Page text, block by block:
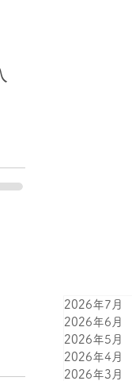
2026年7月
2026年6月
2026年5月
2026年4月
2026年3月